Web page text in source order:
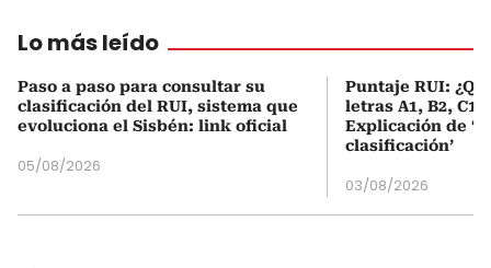
Lo más leído
Paso a paso para consultar su
clasificación del RUI, sistema que
evoluciona el Sisbén: link oficial
05/08/2026
Puntaje RUI:
letras A1, B2, C1
Explicación de
clasificación’
03/08/2026